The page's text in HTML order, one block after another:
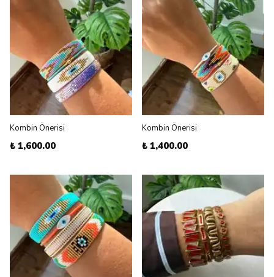
Kombin Önerisi
₺ 1,600.00
Kombin Önerisi
₺ 1,400.00